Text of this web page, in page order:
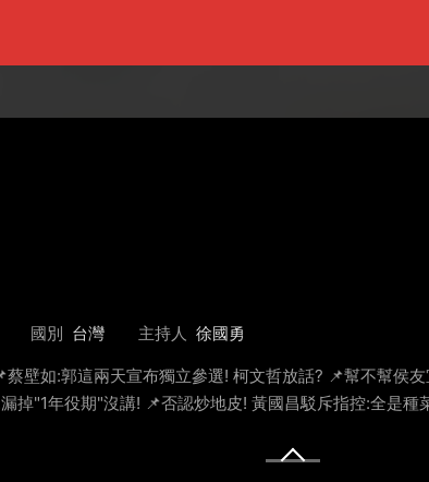
國別 台灣 主持人 徐國勇
壁如:郭這兩天宣布獨立參選! 柯文哲放話? 📌幫不幫侯
掉"1年役期"沒講! 📌否認炒地皮! 黃國昌駁斥指控:全是種